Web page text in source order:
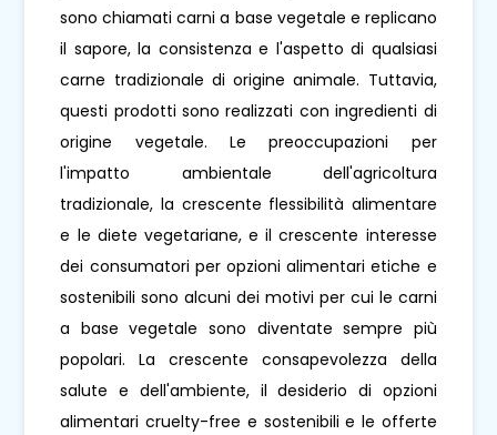
sono chiamati carni a base vegetale e replicano
il sapore, la consistenza e l'aspetto di qualsiasi
carne tradizionale di origine animale. Tuttavia,
questi prodotti sono realizzati con ingredienti di
origine vegetale. Le preoccupazioni per
l'impatto ambientale dell'agricoltura
tradizionale, la crescente flessibilità alimentare
e le diete vegetariane, e il crescente interesse
dei consumatori per opzioni alimentari etiche e
sostenibili sono alcuni dei motivi per cui le carni
a base vegetale sono diventate sempre più
popolari. La crescente consapevolezza della
salute e dell'ambiente, il desiderio di opzioni
alimentari cruelty-free e sostenibili e le offerte